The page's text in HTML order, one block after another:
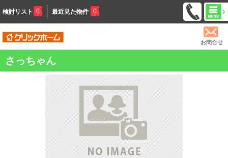
検討リスト 0 最近見た物件 0
お問合せ
さっちゃん